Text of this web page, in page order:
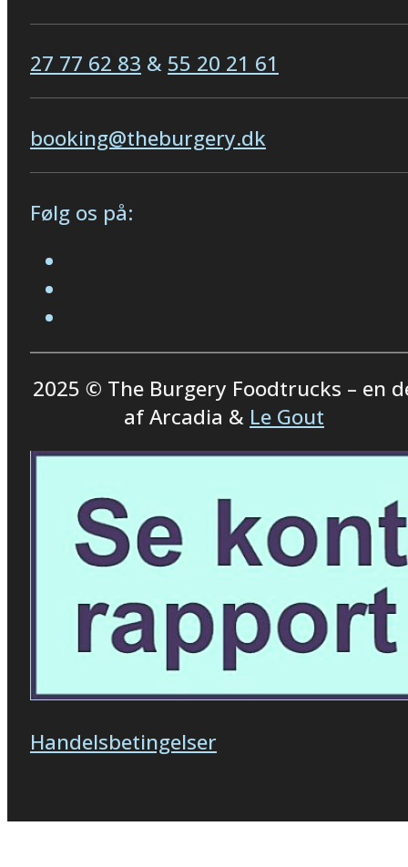
27 77 62 83 & 55 20 21 61
booking@theburgery.dk
Følg os på:
2025 © The Burgery Foodtrucks – en
af Arcadia & Le Gout
Handelsbetingelser